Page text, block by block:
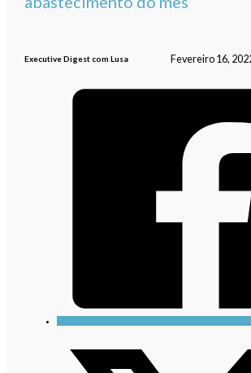
Executive Digest com Lusa Fevereiro 16,